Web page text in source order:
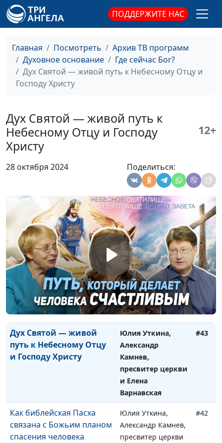
ПОДДЕРЖИТЕ НАС
Главная Посмотреть
Архив ТВ программ
Духовное основание
Где сейчас Бог?
Дух Святой — живой путь к Небесному Отцу и
Господу Христу
Дух Святой — живой путь к
Небесному Отцу и Господу
Христу
12+
28 октября 2024 Поделиться:
пресвитер церкви
и Елена
Вы примите силу.
Обещанный дар Святого
Духа
Юлия Уткина,
Александр Камнев,
Воскресение Христа и
умерших в Нём
Юлия Уткина,
Александр Камнев,
и Елена
Варнавская
#46
Христос Воскрес,
возрадуемся! Чему?
Юлия Уткина,
Александр Камнев,
пресвитер церкви
и Елена
Варнавская
Пасха наша, Христос,
заклан за нас. Новый путь
к Небесному Отцу
Юлия Уткина,
Александр Камнев,
пресвитер церкви
и Елена
Варнавская
#44
Дух Святой — живой
путь к Небесному Отцу
и Господу Христу
Юлия Уткина,
Александр
Камнев,
пресвитер церкви
и Елена
Варнавская
#43
Как библейская Пасха
связана с Божьим планом
спасения человека
Юлия Уткина,
Александр Камнев,
пресвитер церкви
#42